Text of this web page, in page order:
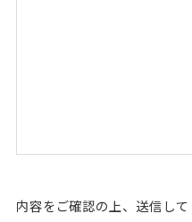
内容をご確認の上、送信して